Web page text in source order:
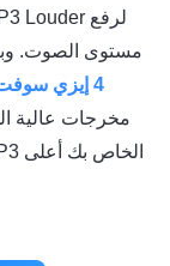
مستوى الصوت.
4 إيزي سوفت إجمالي محول الفيديو
مخرجات عالية